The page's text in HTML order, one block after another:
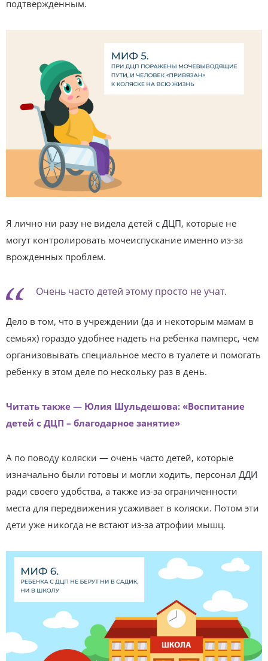
подтвержденным.
Я лично ни разу не видела детей с ДЦП, которые не
могут контролировать мочеиспускание именно из-за
врожденных проблем.
Очень часто детей этому просто не учат.
Дело в том, что в учреждении (да и некоторым мамам в
семьях) гораздо удобнее надеть на ребенка памперс, чем
организовывать специальное место в туалете и помогать
ребенку в этом деле по нескольку раз в день.
Читать также — Юлия Шульдешова: «Воспитание
детей с ДЦП – благодарное занятие»
А по поводу коляски — очень часто детей, которые
изначально были готовы и могли ходить, персонал ДДИ
ради своего удобства, а также из-за ограниченности
места для передвижения усаживает в коляски. Потом эти
дети уже никогда не встают из-за атрофии мышц.